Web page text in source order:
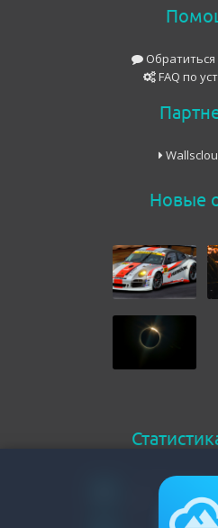
FAQ по
Новые
Онлайн всего
Гостей